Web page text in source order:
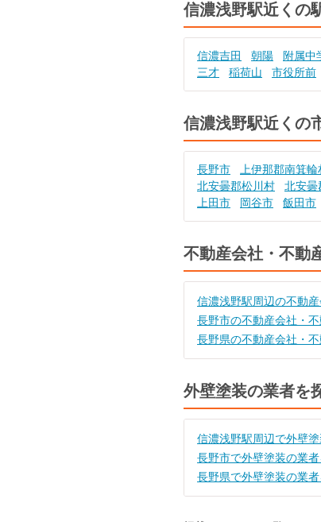
信濃浅野駅近くの
信濃吉田 朝陽 附属中
三才
稲荷山 市役所前
信濃浅野駅近くの
長野市 上伊那郡南箕輪
北安曇郡松川村
北安曇
上田市
岡谷市 飯田市
不動産会社・不動
信濃浅野駅周辺の不動
長野市の不動産会社・
長野県の不動産会社・
外壁塗装の業者を
信濃浅野駅周辺で外壁
長野市で外壁塗装の業
長野県で外壁塗装の業